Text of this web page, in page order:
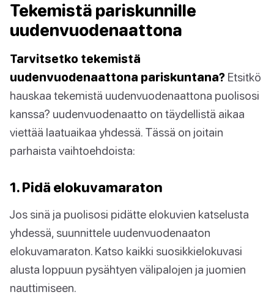
Tekemistä pariskunnille
uudenvuodenaattona
Tarvitsetko tekemistä
uudenvuodenaattona pariskuntana? Etsitkö
hauskaa tekemistä uudenvuodenaattona puolisosi
kanssa? uudenvuodenaatto on täydellistä aikaa
viettää laatuaikaa yhdessä. Tässä on joitain
parhaista vaihtoehdoista:
1. Pidä elokuvamaraton
Jos sinä ja puolisosi pidätte elokuvien katselusta
yhdessä, suunnittele uudenvuodenaaton
elokuvamaraton. Katso kaikki suosikkielokuvasi
alusta loppuun pysähtyen välipalojen ja juomien
nauttimiseen.